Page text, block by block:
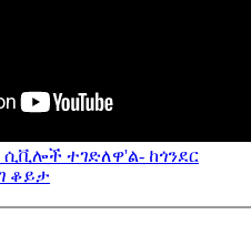
ተገድለዋ'ል- ከጎንደር
ቆይታ